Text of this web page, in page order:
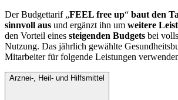
Der Budgettarif „FEEL free up“ baut den
sinnvoll aus und ergänzt ihn um weitere
den Vorteil eines steigenden Budgets bei
Nutzung. Das jährlich gewählte
Mitarbeiter für folgende Leistungen
Arznei-, Heil- und Hilfsmittel